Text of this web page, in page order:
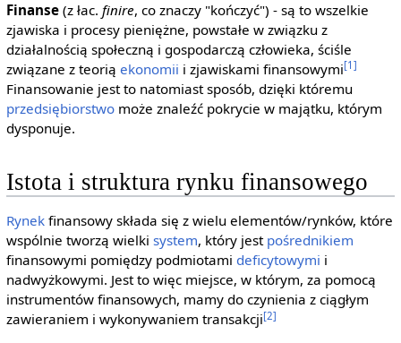
Finanse(z łac. finire, co znaczy "kończyć") - są to wszelkie
zjawiska i procesy pieniężne, powstałe w związku z
działalnością społeczną i gospodarczą człowieka, ściśle
związane z teorią ekonomii i zjawiskami finansowymi[1]
Finansowanie jest to natomiast sposób, dzięki któremu
przedsiębiorstwomoże znaleźć pokrycie w majątku, którym
dysponuje.
Istota i struktura rynku finansowego
Rynekfinansowy składa się z wielu elementów/rynków, które
wspólnie tworzą wielki system, który jest pośrednikiem
finansowymi pomiędzy podmiotami deficytowymi i
nadwyżkowymi. Jest to więc miejsce, w którym, za pomocą
instrumentów finansowych, mamy do czynienia z ciągłym
zawieraniem i wykonywaniem transakcji[2]